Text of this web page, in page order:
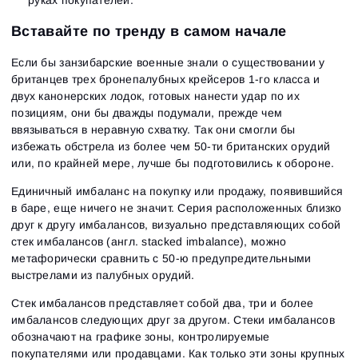
Вставайте по тренду в самом начале
Если бы занзибарские военные знали о существовании у
британцев трех бронепалубных крейсеров 1-го класса и
двух канонерских лодок, готовых нанести удар по их
позициям, они бы дважды подумали, прежде чем
ввязываться в неравную схватку. Так они смогли бы
избежать обстрела из более чем 50-ти британских орудий
или, по крайней мере, лучше бы подготовились к обороне.
Единичный имбаланс на покупку или продажу, появившийся
в баре, еще ничего не значит. Серия расположенных близко
друг к другу имбалансов, визуально представляющих собой
стек имбалансов (англ. stacked imbalance), можно
метафорически сравнить с 50-ю предупредительными
выстрелами из палубных орудий.
Стек имбалансов представляет собой два, три и более
имбалансов следующих друг за другом. Стеки имбалансов
обозначают на графике зоны, контролируемые
покупателями или продавцами. Как только эти зоны крупных